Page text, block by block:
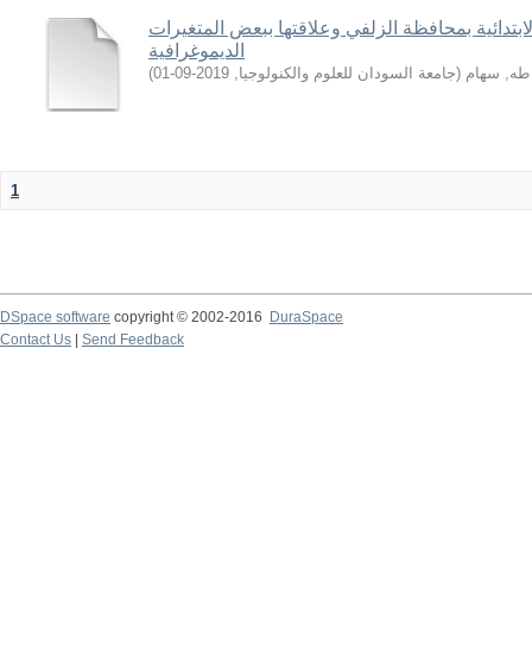
بمحافظة الزلفي وعلاقتها ببعض المتغيرات
الديموغرافية
سهام (جامعة السودان للعلوم والكنولوجيا,
2019-09-01
)
1
DSpace software copyright © 2002-2016
DuraSpace
Contact Us
Send Feedback